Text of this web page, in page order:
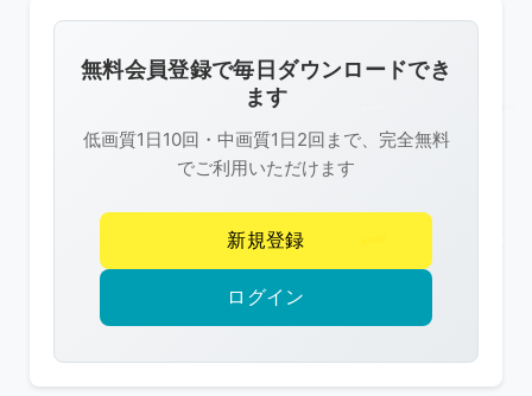
像
は
R-
FREE
作
権
護
無料会員登録で毎日ダウンロードでき
ます
低画質1日10回・中画質1日2回まで、完全無料
でご利用いただけます
新規登録
ログイン